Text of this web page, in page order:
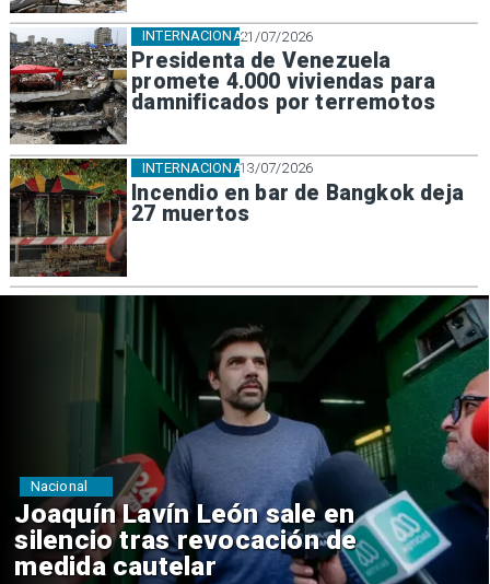
21/07/2026
Presidenta de Venezuela
promete 4.000 viviendas para
damnificados por terremotos
INTERNACIONAL
13/07/2026
Incendio en bar de Bangkok deja
27 muertos
INTERNACIONAL
Chile y Venezuela formalizan
reinicio de relaciones
consulares
Nacional